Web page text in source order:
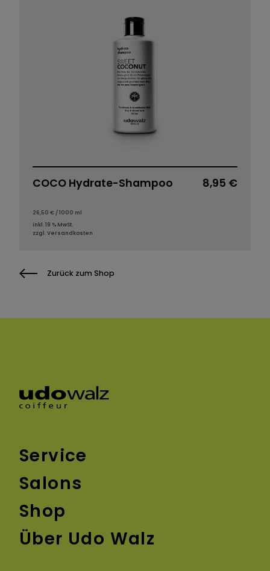
COCO Hydrate-Shampoo 8,95 €
26,50€ /1000 ml
inkl. 19 % MwSt.
zzgl.Versandkosten
Zurück zum Shop
Service
Salons
Shop
Über Udo Walz